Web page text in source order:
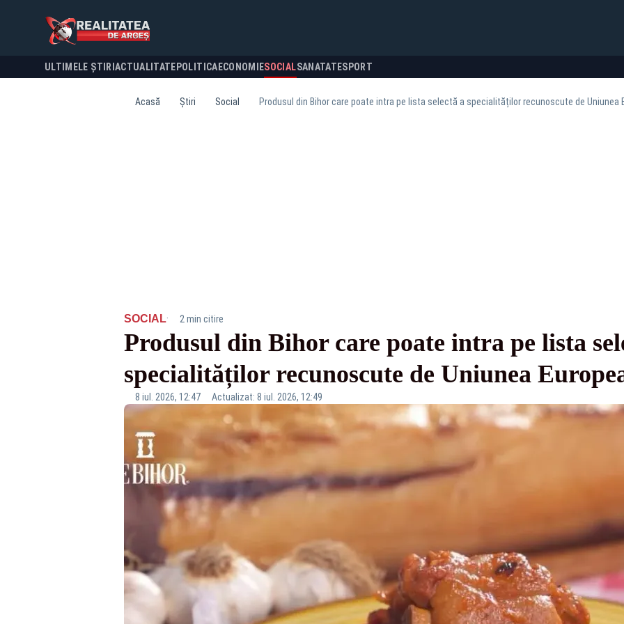
ULTIMELE ȘTIRI ACTUALITATE POLITICA ECONOMIESOCIALSANATATESPORT
Acasă Știri Social Produsul din Bihor care poate intra pe lista selectă a specialităților recunoscute de Uniunea
SOCIAL· 2 min citire
Produsul din Bihor care poate intra pe lista
specialităților recunoscute de Uniunea
8 iul. 2026, 12:47 Actualizat: 8 iul. 2026, 12:49